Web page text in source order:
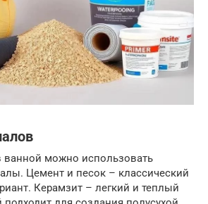
ванной можно использовать
Цемент и песок – классический
Керамзит – легкий и теплый